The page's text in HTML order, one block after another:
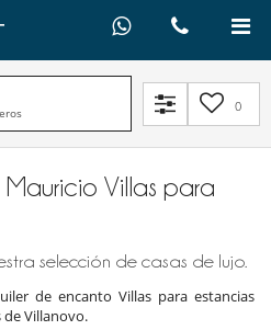
0
Mauricio Villas para
selección de casas de lujo.
de encanto Villas para estancias
de Villanovo.